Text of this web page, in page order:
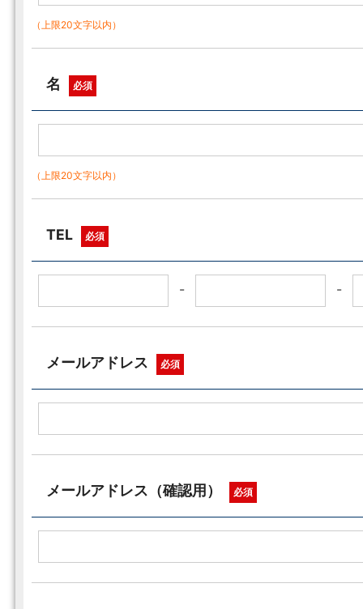
（上限20文字以内）
名 必須
（上限20文字以内）
TEL 必須
- -
メールアドレス 必須
メールアドレス（確認用） 必須